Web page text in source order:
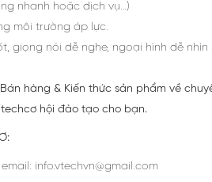
nhanh hoặc dịch vụ…)
môi trường áp lực.
giọng nói dễ nghe, ngoại hình dễ nhìn
hàng & Kiến thức sản phẩm về
hội đào tạo cho bạn.
info.vtechvn@gmail.com